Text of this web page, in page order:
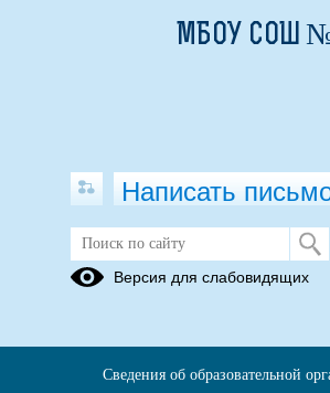
Мониторинг
независимых оценочных
олимпиад школьников).
МБОУ СОШ
Написать
Версия для слабовидящих
Сведения об образовательной